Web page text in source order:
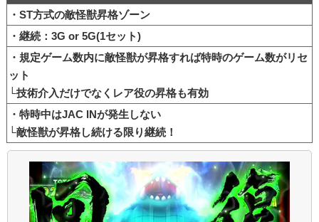
・ST方式の敵怪獣昇格ゾーン
・継続：3G or 5G(1セット)
・規定ゲーム数内に敵怪獣が昇格すれば特時のゲーム数がリセ
ット
└技術介入だけでなくレア役の昇格も有効
・特時中はJAC INが発生しない
└敵怪獣が昇格し続ける限り継続！